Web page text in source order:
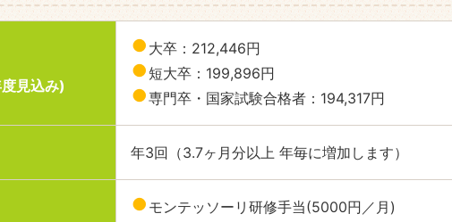
見込み)
大卒：212,446円
短大卒：199,896円
専門卒・国家試験合格者：194,317円
年3回（3.7ヶ月分以上 年毎に増加します）
モンテッソーリ研修手当(5000円／月)